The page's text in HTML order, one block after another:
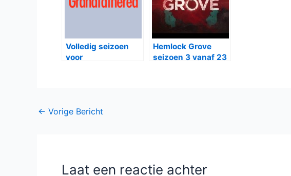
Volledig seizoen
voor
Hemlock Grove
seizoen 3 vanaf 23
Bericht
← Vorige Bericht
Laat een reactie achter